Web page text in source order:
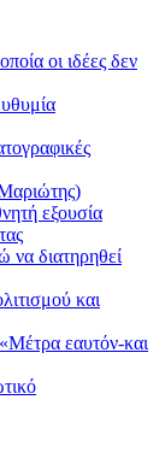
οι ιδέες δεν
εξουσία
διατηρηθεί
και
εαυτόν-και